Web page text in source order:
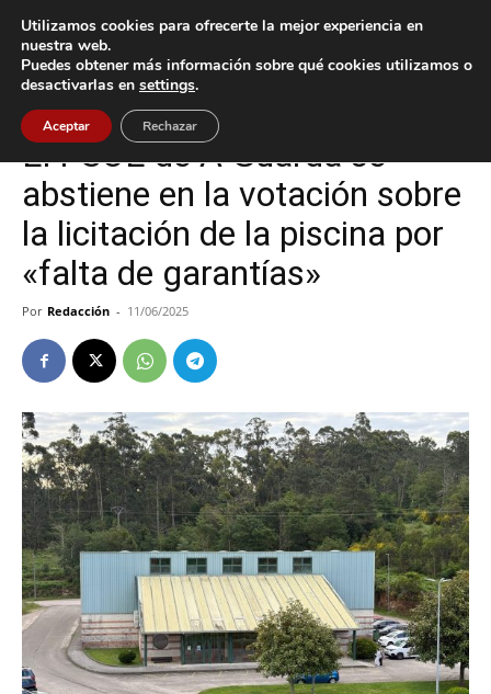
Inicio A Guarda
A Guarda Política
El PSOE de A Guarda se
abstiene en la votación sobre
la licitación de la piscina por
«falta de garantías»
Por Redacción - 11/06/2025
Utilizamos cookies para ofrecerte la mejor experiencia en
nuestra web.
Puedes obtener más información sobre qué cookies utilizamos o
desactivarlas en settings.
Aceptar Rechazar